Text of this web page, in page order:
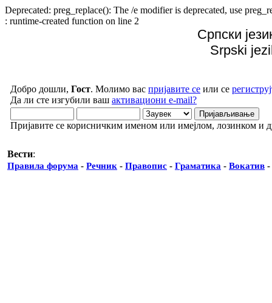
Deprecated: preg_replace(): The /e modifier is deprecated, use
: runtime-created function on line 2
Српски
Srpski
Добро дошли, Гост. Молимо вас пријавите се или се
Да ли сте изгубили ваш активациони e-mail?
Пријавите се корисничким именом или имејлом, лозинком и
Вести:
Правила форума - Речник - Правопис - Граматика - Вокатив -